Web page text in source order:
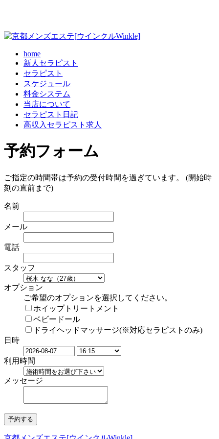
home
新人セラピスト
セラピスト
スケジュール
料金システム
当店について
セラピスト日記
高収入セラピスト求人
予約フォーム
ご指定の時間帯は予約の受付時間を過ぎています。 (開始時
刻の直前まで)
名前
メール
電話
スタッフ
オプション
ご希望のオプションを選択してください。
ホイップトリートメント
ベビードール
ドライヘッドマッサージ(※対応セラピストのみ)
日時
利用時間
メッセージ